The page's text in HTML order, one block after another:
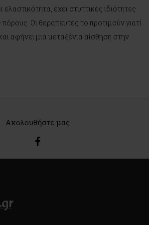
ελαστικότητα, έχει στυπτικές ιδιότητες
Οι θεραπευτές το προτιμούν γιατί
αφήνει μια μεταξένια αίσθηση στην
Ακολουθήστε μας